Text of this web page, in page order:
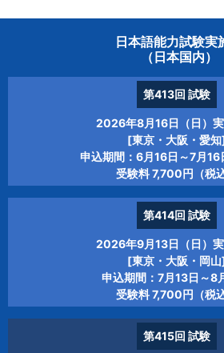
日本語能力試験実
（日本国内）
第413回 試験
2026年8月16日（日）
[東京・大阪・愛
申込期間：6月16日～7月16
受験料 7,700円（税込
第414回 試験
2026年9月13日（日）
[東京・大阪・岡
申込期間：7月13日～8
受験料 7,700円（税込
第415回 試験